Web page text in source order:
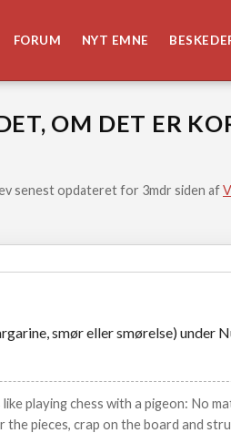
FORUM NYT EMNE
OM DET ER
senest opdateret for 3mdr siden af
smør eller smørelse) under
playing chess with a pigeon: No
the pieces, crap on the board and